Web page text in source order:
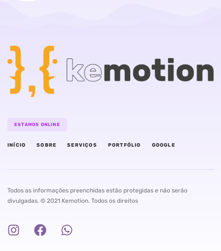
ESTAMOS ONLINE
INÍCIO SOBRE SERVIÇOS PORTFÓLIO GOOGLE
Todos as informações preenchidas estão protegidas e não serão
divulgadas. © 2021 Kemotion. Todos os direitos